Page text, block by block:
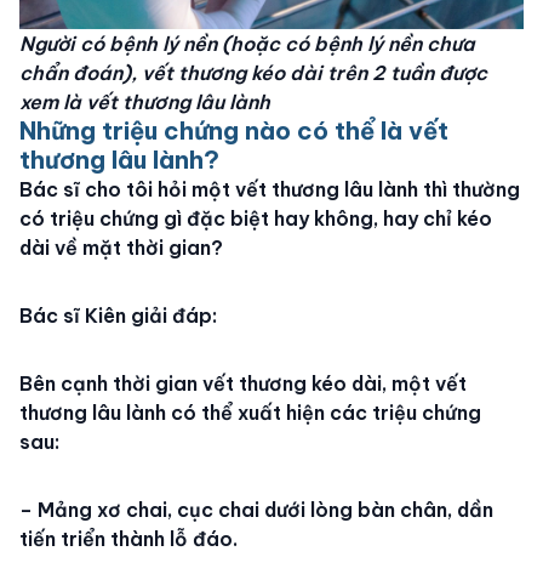
Người có bệnh lý nền (hoặc có bệnh lý nền chưa
chẩn đoán), vết thương kéo dài trên 2 tuần được
xem là vết thương lâu lành
Những triệu chứng nào có thể là vết
thương lâu lành?
Bác sĩ cho tôi hỏi một vết thương lâu lành thì thường
có triệu chứng gì đặc biệt hay không, hay chỉ kéo
dài về mặt thời gian?
Bác sĩ Kiên giải đáp:
Bên cạnh thời gian vết thương kéo dài, một vết
thương lâu lành có thể xuất hiện các triệu chứng
sau:
– Mảng xơ chai, cục chai dưới lòng bàn chân, dần
tiến triển thành lỗ đáo.